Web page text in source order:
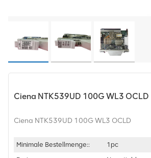
Ciena NTK539UD 100G WL3 OCLD
Ciena NTK539UD 100G WL3 OCLD
Minimale Bestellmenge::
1pc